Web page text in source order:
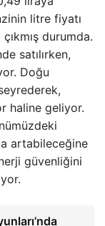
litre fiyatı
durumda.
satılırken,
Doğu
haline geliyor.
artabileceğine
güvenliğini